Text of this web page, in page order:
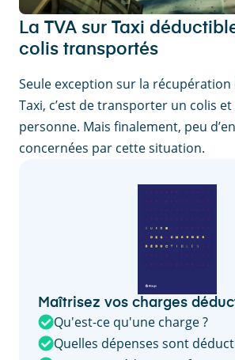
La TVA sur Taxi
colis transportés
Seule exception sur la récupération
Taxi, c’est de transporter un colis
personne. Mais finalement, peu
concernées par cette situation.
Maîtrisez vos charges
Qu'est-ce qu'une charge ?
Quelles dépenses sont